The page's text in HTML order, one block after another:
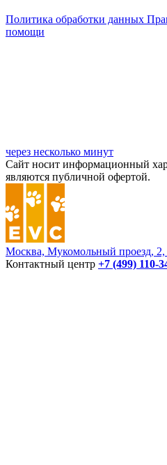
Политика обработки данных
помощи
через несколько минут
Сайт носит информационный
являются публичной офертой.
Москва, Мукомольный проезд, 2,
Контактный центр +7 (499) 110-